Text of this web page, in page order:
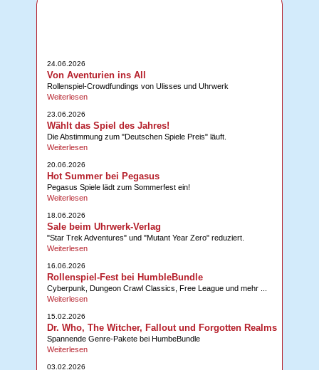
24.06.2026
Von Aventurien ins All
Rollenspiel-Crowdfundings von Ulisses und Uhrwerk
Weiterlesen
23.06.2026
Wählt das Spiel des Jahres!
Die Abstimmung zum "Deutschen Spiele Preis" läuft.
Weiterlesen
20.06.2026
Hot Summer bei Pegasus
Pegasus Spiele lädt zum Sommerfest ein!
Weiterlesen
18.06.2026
Sale beim Uhrwerk-Verlag
"Star Trek Adventures" und "Mutant Year Zero" reduziert.
Weiterlesen
16.06.2026
Rollenspiel-Fest bei HumbleBundle
Cyberpunk, Dungeon Crawl Classics, Free League und mehr ...
Weiterlesen
15.02.2026
Dr. Who, The Witcher, Fallout und Forgotten Realms
Spannende Genre-Pakete bei HumbeBundle
Weiterlesen
03.02.2026